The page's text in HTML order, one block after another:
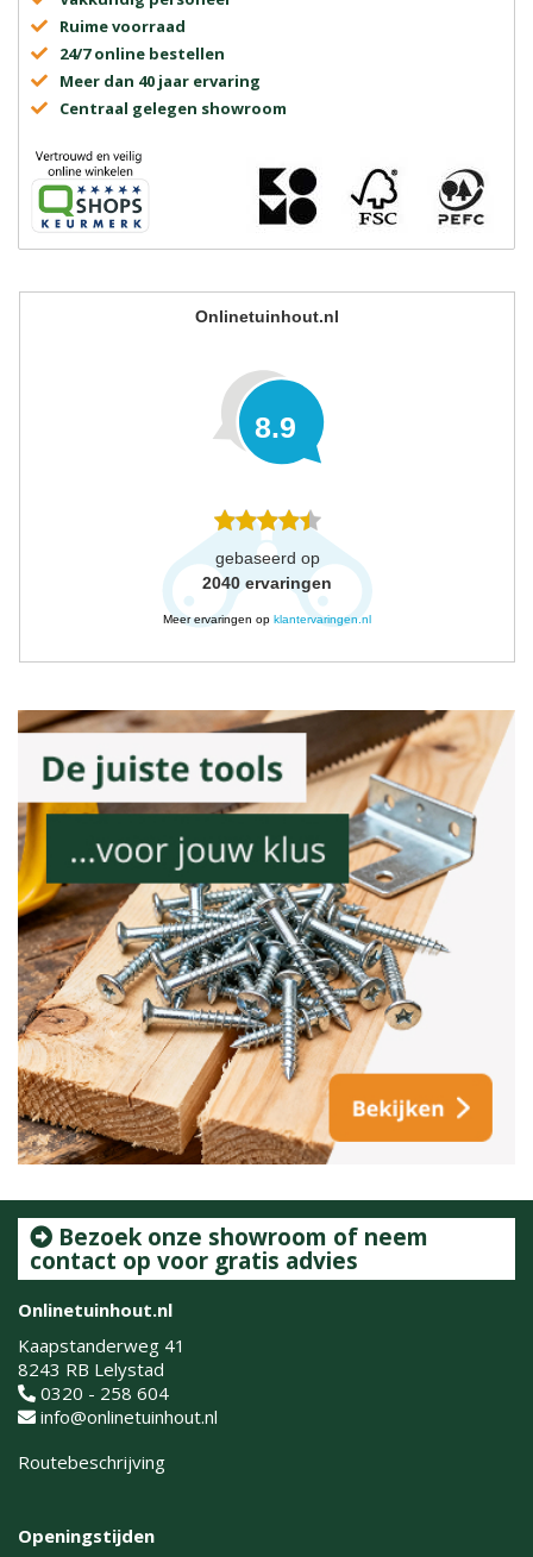
Ruime voorraad
24/7 online bestellen
Meer dan 40 jaar ervaring
Centraal gelegen showroom
Onlinetuinhout.nl
8.9
gebaseerd op
2040 ervaringen
Meer ervaringen op klantervaringen.nl
Bezoek onze showroom of neem
contact op voor gratis advies
Onlinetuinhout.nl
Kaapstanderweg 41
8243 RB Lelystad
0320 - 258 604
info@onlinetuinhout.nl
Routebeschrijving
Openingstijden